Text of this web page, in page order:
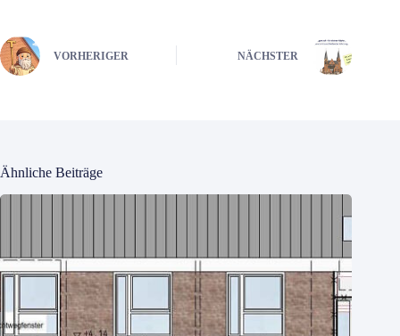
VORHERIGER NÄCHSTER
Ähnliche Beiträge